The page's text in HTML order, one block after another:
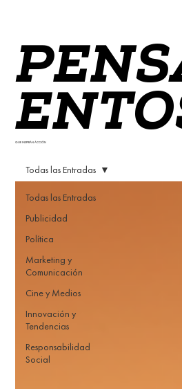
QUE INSPIRAN ACCIÓN
Todas las Entradas
Publicidad
Política
Marketing y
Comunicación
Cine y Medios
Innovación y
Tendencias
Responsabilidad
Social
Todas las Entradas